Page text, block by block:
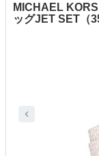
MICHAEL
ッグJET SET（